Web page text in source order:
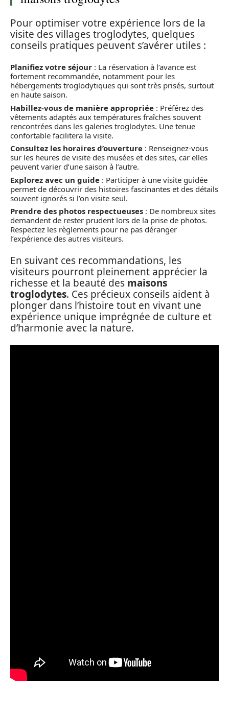
Pour optimiser votre expérience lors de la
visite des villages troglodytes, quelques
conseils pratiques peuvent s’avérer utiles :
Planifiez votre séjour : La réservation à l’avance est
fortement recommandée, notamment pour les
hébergements troglodytiques qui sont très prisés, surtout
en haute saison.
Habillez-vous de manière appropriée : Préférez des
vêtements adaptés aux températures fraîches souvent
rencontrées dans les galeries troglodytes. Une tenue
confortable facilitera la visite.
Consultez les horaires d’ouverture : Renseignez-vous
sur les heures de visite des musées et des sites, car elles
peuvent varier d’une saison à l’autre.
Explorez avec un guide : Participer à une visite guidée
permet de découvrir des histoires fascinantes et des détails
souvent ignorés si l’on visite seul.
Prendre des photos respectueuses : De nombreux sites
demandent de rester prudent lors de la prise de photos.
Respectez les règlements pour ne pas déranger
l’expérience des autres visiteurs.
En suivant ces recommandations, les
visiteurs pourront pleinement apprécier la
richesse et la beauté des maisons
troglodytes. Ces précieux conseils aident à
plonger dans l’histoire tout en vivant une
expérience unique imprégnée de culture et
d’harmonie avec la nature.